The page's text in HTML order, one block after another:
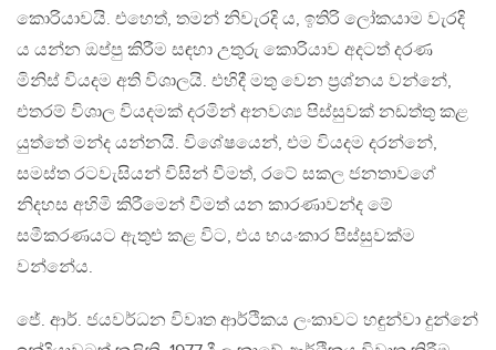
කොරියාවයි. එහෙත්, තමන් නිවැරදි ය, ඉතිරි ලෝකයාම වැරදි
ය යන්න ඔප්පු කිරීම සඳහා උතුරු කොරියාව අදටත් දරණ
මිනිස් වියදම අති විශාලයි. එහිදී මතු වෙන ප්‍රශ්නය වන්නේ,
එතරම් විශාල වියදමක් දරමින් අනවශ්‍ය පිස්සුවක් නඩත්තු කළ
යුත්තේ මන්ද යන්නයි. විශේෂයෙන්, එම වියදම දරන්නේ,
සමස්ත රටවැසියන් විසින් වීමත්, රටේ සකල ජනතාවගේ
නිදහස අහිමි කිරීමෙන් වීමත් යන කාරණාවන්ද මේ
සමීකරණයට ඇතුළු කළ විට, එය භයංකාර පිස්සුවක්ම
වන්නේය.
ජේ. ආර්. ජයවර්ධන විවෘත ආර්ථිකය ලංකාවට හඳුන්වා දුන්නේ